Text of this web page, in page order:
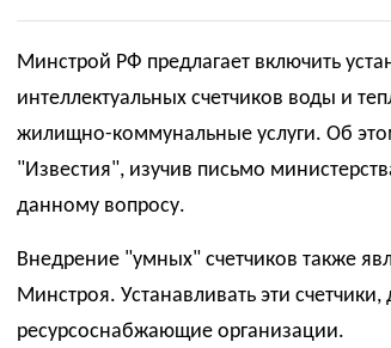
Минстрой РФ предлагает включить
интеллектуальных счетчиков воды и
жилищно-коммунальные услуги. Об
"Известия", изучив письмо
данному вопросу.
Внедрение "умных" счетчиков также
Минстроя. Устанавливать эти
ресурсоснабжающие организации.